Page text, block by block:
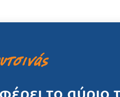
το αύριο